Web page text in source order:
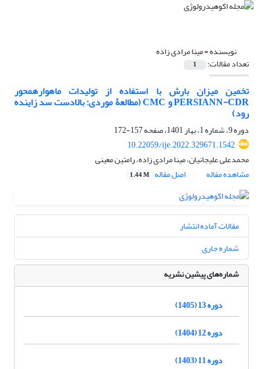
نویسنده =مینا مرادی زاده
تعداد مقالات: 1
تخمین میزان بارش با استفاده از تولیدات ماهواره‏محور
PERSIANN-CDR و CMC (مطالعۀ موردی: بالادست سد زاینده‏
رود)
دوره 9، شماره 1، بهار 1401، صفحه
157-172
10.22059/ije.2022.329671.1542
محمدعلی علیجانیان، مینا مرادی زاده، رامتین معینی
مشاهده مقاله
اصل مقاله 1.44 M
مقالات آماده انتشار
شماره جاری
شماره‌های پیشین نشریه
دوره 13 (1405)
دوره 12 (1404)
دوره 11 (1403)